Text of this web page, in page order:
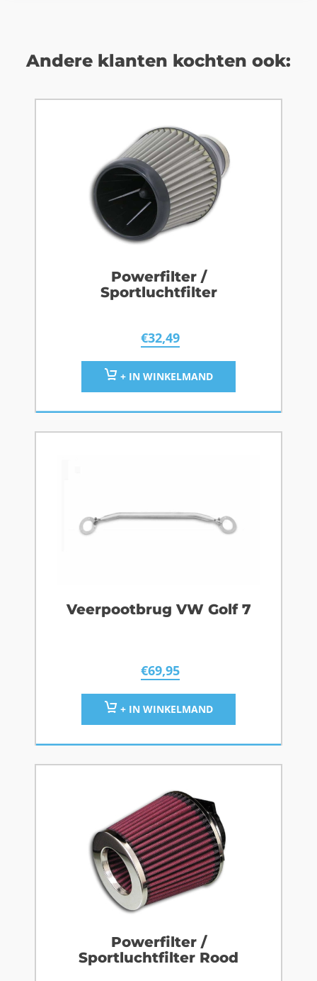
Andere klanten kochten ook:
Powerfilter /
Sportluchtfilter
€32,49
+ IN WINKELMAND
Veerpootbrug VW Golf 7
€69,95
+ IN WINKELMAND
Powerfilter /
Sportluchtfilter Rood